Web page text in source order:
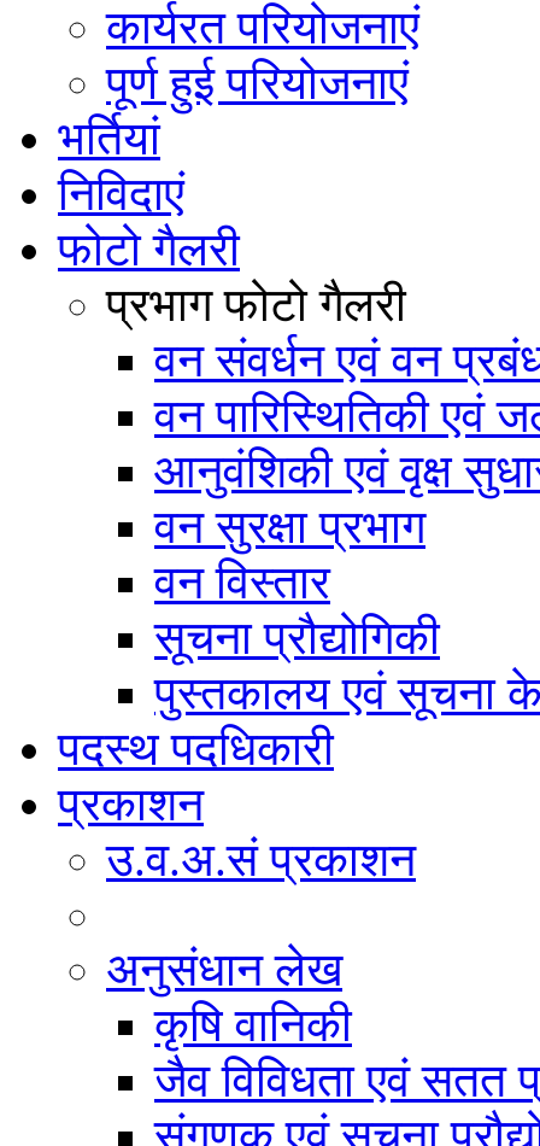
कार्यरत परियोजनाएं
पूर्ण हुई परियोजनाएं
भर्तियां
निविदाएं
फोटो गैलरी
प्रभाग फोटो गैलरी
वन संवर्धन एवं वन
वन पारिस्थितिकी एवं
आनुवंशिकी एवं वृक्ष
वन सुरक्षा प्रभाग
वन विस्तार
सूचना प्रौद्योगिकी
पुस्तकालय एवं सूचना
पदस्थ पदधिकारी
प्रकाशन
उ.व.अ.सं प्रकाशन
अनुसंधान लेख
कृषि वानिकी
जैव विविधता एवं सतत